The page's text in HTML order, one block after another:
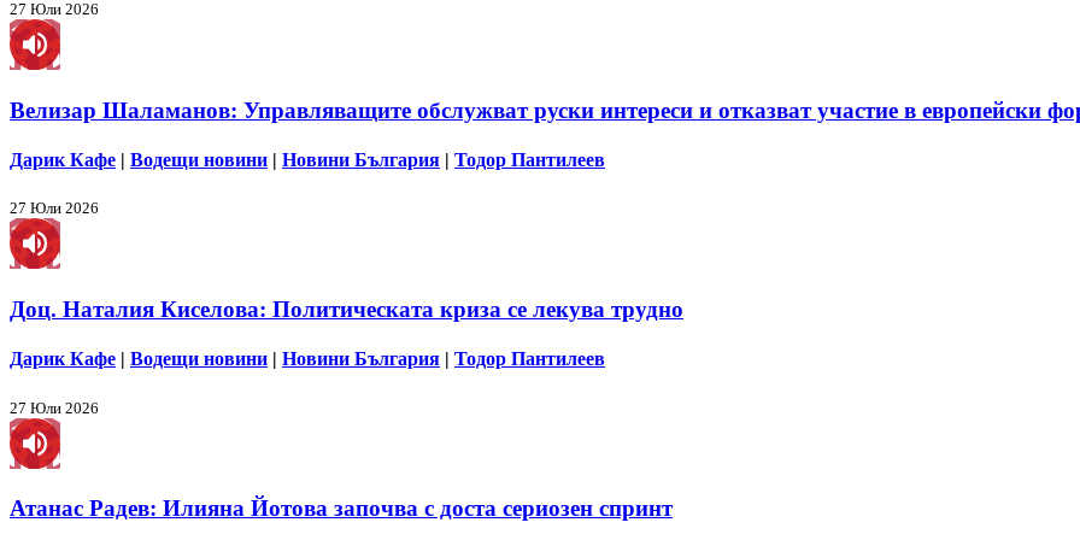
27 Юли 2026
Велизар Шаламанов: Управляващите обслужват руски интереси и отказват участие в европейски
Дарик Кафе | Водещи новини | Новини България | Тодор Пантилеев
27 Юли 2026
Доц. Наталия Киселова: Политическата криза се лекува трудно
Дарик Кафе | Водещи новини | Новини България | Тодор Пантилеев
27 Юли 2026
Атанас Радев: Илияна Йотова започва с доста сериозен спринт